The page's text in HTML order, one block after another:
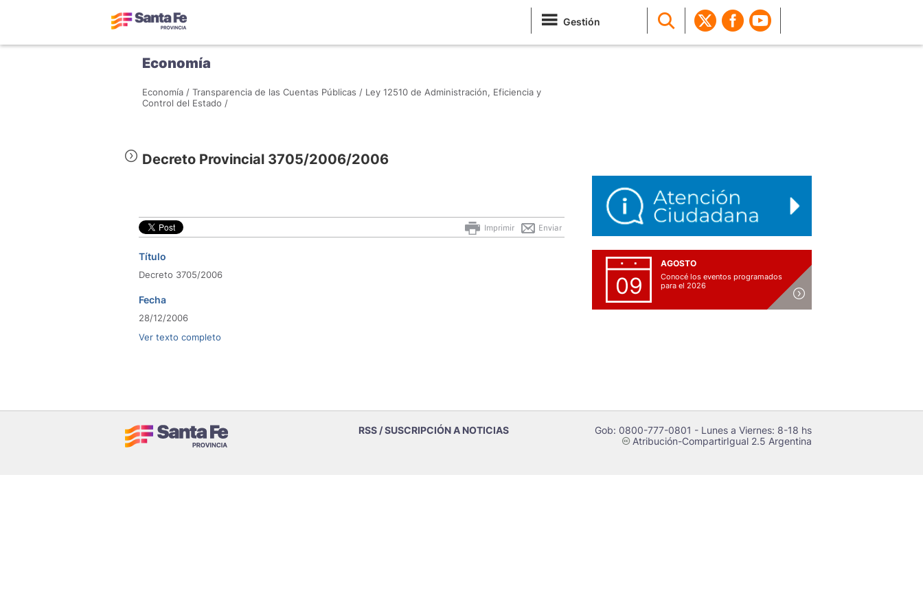
Gestión
Economía
Economía / Transparencia de las Cuentas Públicas / Ley 12510 de Administración, Eficiencia y
Control del Estado /
Decreto Provincial 3705/2006/2006
Enviar
Imprimir
Título
Decreto 3705/2006
Fecha
28/12/2006
Ver texto completo
09
AGOSTO
Conocé los eventos programados
para el 2026
RSS / SUSCRIPCIÓN A NOTICIAS Gob: 0800-777-0801 - Lunes a Viernes: 8-18 hs
cAtribución-CompartirIgual 2.5 Argentina